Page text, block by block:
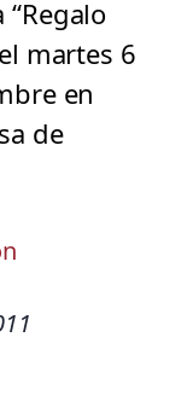
martes 6
en
de